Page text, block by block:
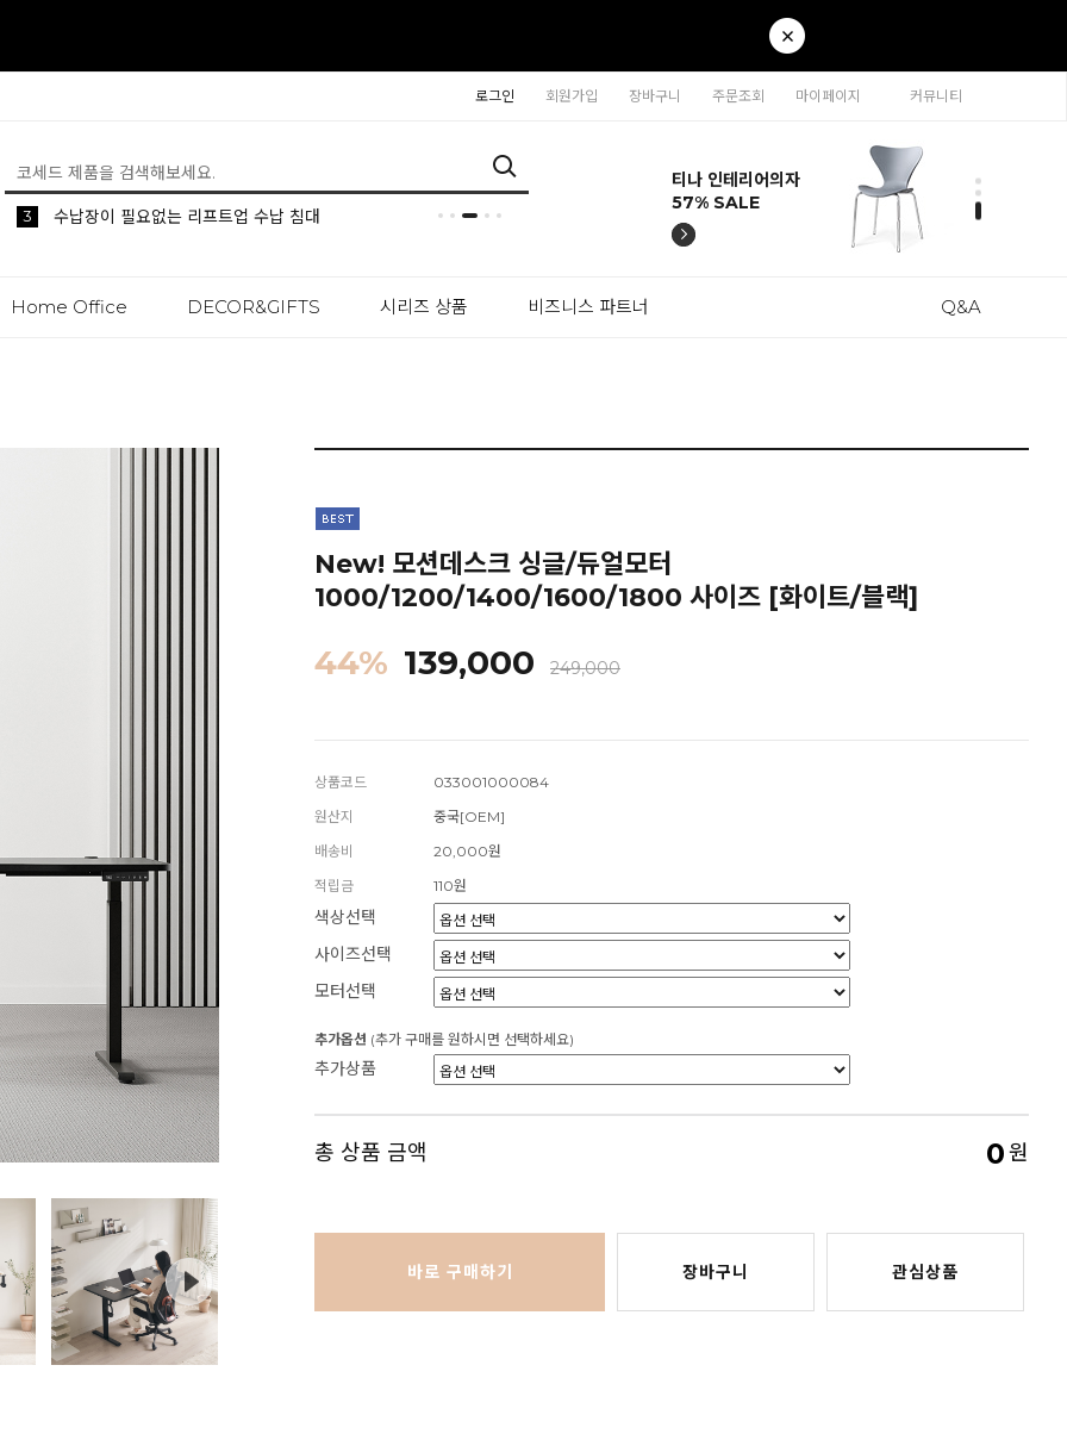
로그인 회원가입 장바구니 주문조회 마이페이지 커뮤니티
5 생활 속 편리한 이동식 사이드 테이블 시리즈
1 공간분리 인테리어의 시작 파티션
2 나만의 높이를 맞춰주는 모션데스크
3 수납장이 필요없는 리프트업 수납 침대
티나 인테리어의자
57% SALE
카라 연결형책장
65% SALE
이동형 높이조절
테이블 47% SALE
티나 인테리어의자
57% SALE
카라 연결형책장
65% SALE
Home Office DECOR&GIFTS 시리즈 상품 비즈니스 파트너 Q&A
New! 모션데스크 싱글/듀얼모터
1000/1200/1400/1600/1800 사이즈 [화이트/블랙]
44% 139,000 249,000
상품코드
033001000084
원산지
중국[OEM]
배송비
20,000원
적립금
110원
색상선택
사이즈선택
모터선택
추가옵션 (추가 구매를 원하시면 선택하세요)
추가상품
총 상품 금액 0원
바로 구매하기 장바구니 관심상품